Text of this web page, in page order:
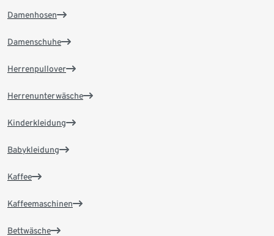
Damenhosen
Damenschuhe
Herrenpullover
Herrenunterwäsche
Kinderkleidung
Babykleidung
Kaffee
Kaffeemaschinen
Bettwäsche